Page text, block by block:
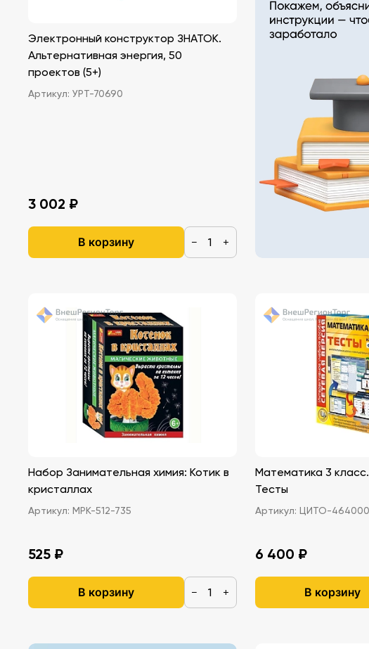
Электронный конструктор ЗНАТОК.
Альтернативная энергия, 50
проектов (5+)
Артикул: УРТ-70690
3 002 ₽
В корзину − +
Набор Занимательная химия: Котик в
кристаллах
Артикул: МРК-512-735
525 ₽
В корзину − +
Математика 3
Тесты
Артикул: ЦИТО-
6 400 ₽
В корзину